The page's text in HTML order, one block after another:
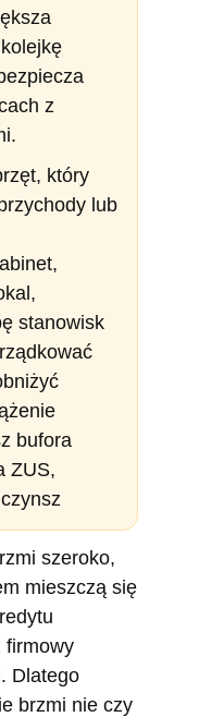
z
który
lub
stanowisk
bufora
ZUS,
szeroko,
mieszczą się
firmowy
Dlatego
brzmi nie czy